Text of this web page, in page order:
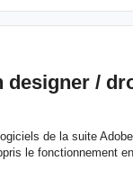
designer /
de la suite
le fonctionnement